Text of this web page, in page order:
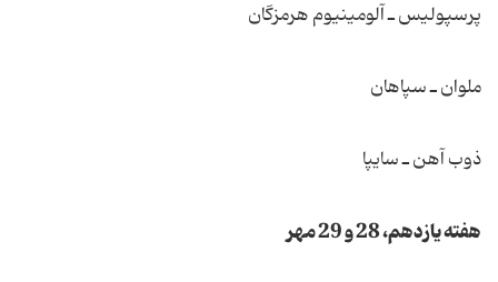
پرسپولیس ـ آلومینیوم هرمزگان
ملوان ـ سپاهان
ذوب آهن ـ سایپا
هفته یازدهم، 28 و 29 مهر